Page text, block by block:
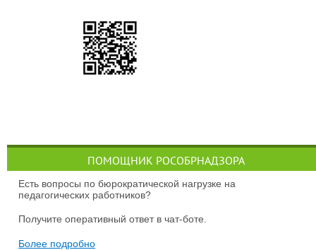
ПОМОЩНИК РОСОБРНАДЗОРА
Есть вопросы по бюрократической нагрузке на
педагогических работников?
Получите оперативный ответ в чат-боте.
Более подробно